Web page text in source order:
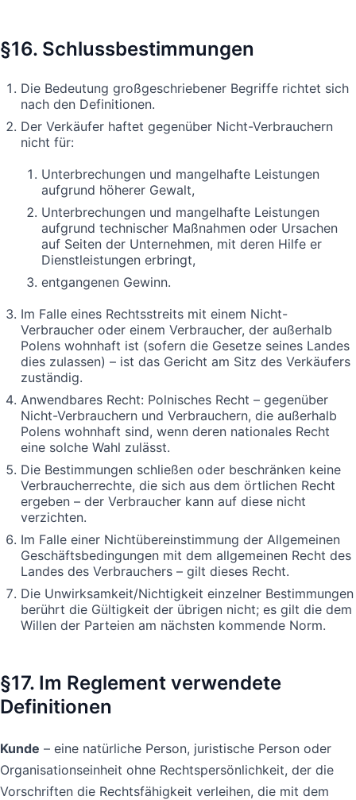
§16. Schlussbestimmungen
Die Bedeutung großgeschriebener Begriffe richtet sich
nach den Definitionen.
Der Verkäufer haftet gegenüber Nicht-Verbrauchern
nicht für:
Unterbrechungen und mangelhafte Leistungen
aufgrund höherer Gewalt,
Unterbrechungen und mangelhafte Leistungen
aufgrund technischer Maßnahmen oder Ursachen
auf Seiten der Unternehmen, mit deren Hilfe er
Dienstleistungen erbringt,
entgangenen Gewinn.
Im Falle eines Rechtsstreits mit einem Nicht-
Verbraucher oder einem Verbraucher, der außerhalb
Polens wohnhaft ist (sofern die Gesetze seines Landes
dies zulassen) – ist das Gericht am Sitz des Verkäufers
zuständig.
Anwendbares Recht: Polnisches Recht – gegenüber
Nicht-Verbrauchern und Verbrauchern, die außerhalb
Polens wohnhaft sind, wenn deren nationales Recht
eine solche Wahl zulässt.
Die Bestimmungen schließen oder beschränken keine
Verbraucherrechte, die sich aus dem örtlichen Recht
ergeben – der Verbraucher kann auf diese nicht
verzichten.
Im Falle einer Nichtübereinstimmung der Allgemeinen
Geschäftsbedingungen mit dem allgemeinen Recht des
Landes des Verbrauchers – gilt dieses Recht.
Die Unwirksamkeit/Nichtigkeit einzelner Bestimmungen
berührt die Gültigkeit der übrigen nicht; es gilt die dem
Willen der Parteien am nächsten kommende Norm.
§17. Im Reglement verwendete
Definitionen
Kunde – eine natürliche Person, juristische Person oder
Organisationseinheit ohne Rechtspersönlichkeit, der die
Vorschriften die Rechtsfähigkeit verleihen, die mit dem